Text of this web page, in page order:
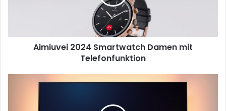
Aimiuvei 2024 Smartwatch Damen mit
Telefonfunktion